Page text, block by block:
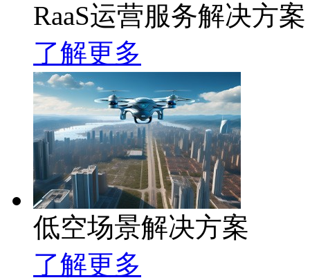
RaaS运营服务解决方案
了解更多
低空场景解决方案
了解更多